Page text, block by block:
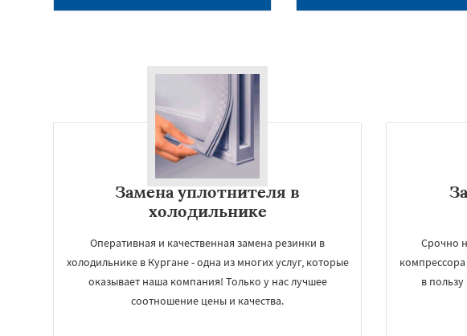
Замена уплотнителя в
холодильнике
Оперативная и качественная замена резинки в
холодильнике в Кургане - одна из многих услуг, которые
оказывает наша компания! Только у нас лучшее
соотношение цены и качества.
Срочно
в